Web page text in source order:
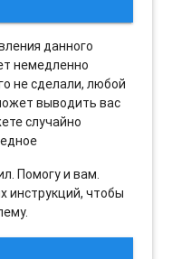
данного
немедленно
не сделали, любой
выводить вас
случайно
Помогу и вам.
инструкций, чтобы